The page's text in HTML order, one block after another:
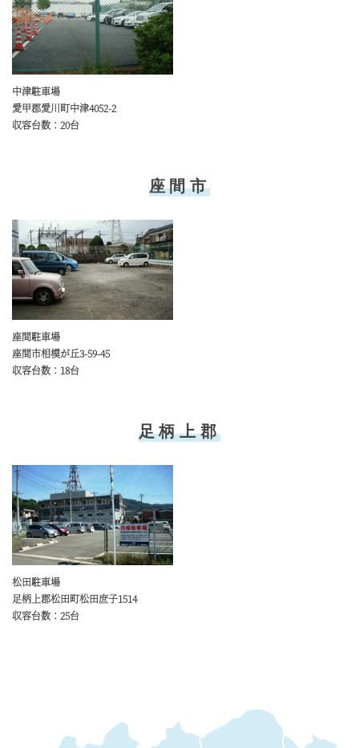
中津駐車場
愛甲郡愛川町中津4052-2
収容台数：20台
座間市
座間駐車場
座間市相模が丘3-59-45
収容台数：18台
足柄上郡
松田駐車場
足柄上郡松田町松田庶子1514
収容台数：25台